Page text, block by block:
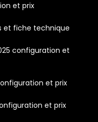
et prix
et fiche technique
configuration et
et prix
et prix